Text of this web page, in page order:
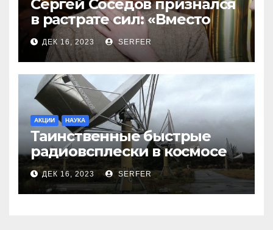
Сергей Соседов признался
в растрате сил: «Вместо
меня взяли Пригожина»
ДЕК 16, 2023 SERFER
АКЦИИ НАУКА
Таинственные быстрые
радиовсплески в космосе
сделались все более
странными
ДЕК 16, 2023 SERFER